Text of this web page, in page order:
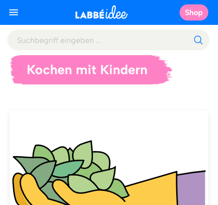
Shop
Kochen mit Kindern